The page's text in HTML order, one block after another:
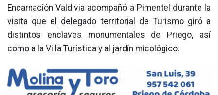
Encarnación Valdivia acompañó a Pimentel durante la
visita que el delegado territorial de Turismo giró a
distintos enclaves monumentales de Priego, así
como a la Villa Turística y al jardín micológico.